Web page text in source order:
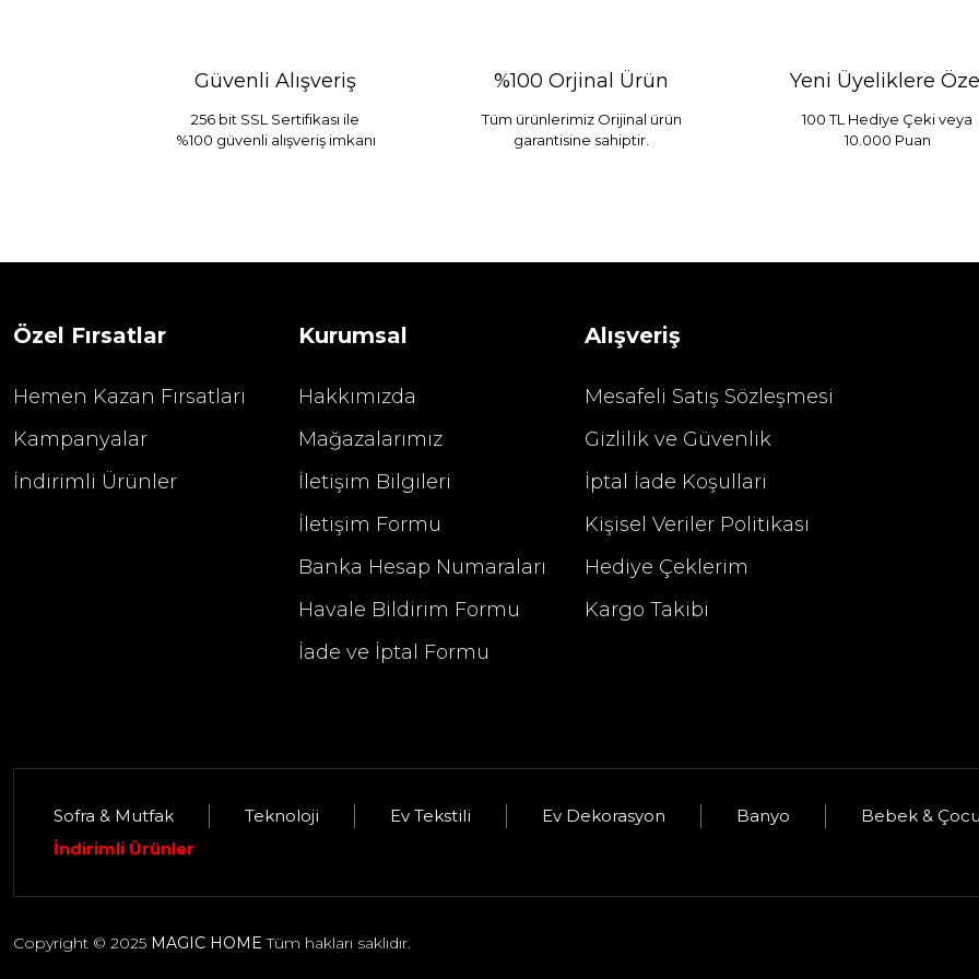
2.400,00 TL 1.680,00 TL
Selim Dekor Elise 13x18 Çerçeve Gümüş Selim Dekor Altıgen Aynalı Tepsi Vizon
Güvenli Alışveriş
256 bit SSL Sertifikası ile
%100 güvenli alışveriş imkanı
%100 Orjinal Ürün
Tüm ürünlerimiz Orijinal ürün
garantisine sahiptir.
Yeni Üyeliklere
100 TL Hediye Çeki veya
10.000 Puan
Özel Fırsatlar
Hemen Kazan Fırsatları
Kampanyalar
İndirimli Ürünler
Kurumsal
Hakkımızda
Mağazalarımız
İletişim Bilgileri
İletişim Formu
Banka Hesap Numaraları
Havale Bildirim Formu
İade ve İptal Formu
Alışveriş
Mesafeli Satış Sözleşmesi
Gizlilik ve Güvenlik
İptal İade Koşullari
Kişisel Veriler Politikası
Hediye Çeklerim
Kargo Takibi
Sofra & Mutfak Teknoloji Ev Tekstili Ev Dekorasyon Banyo
Bebek &
İndirimli Ürünler
Copyright © 2025 MAGIC HOME Tüm hakları saklıdır.